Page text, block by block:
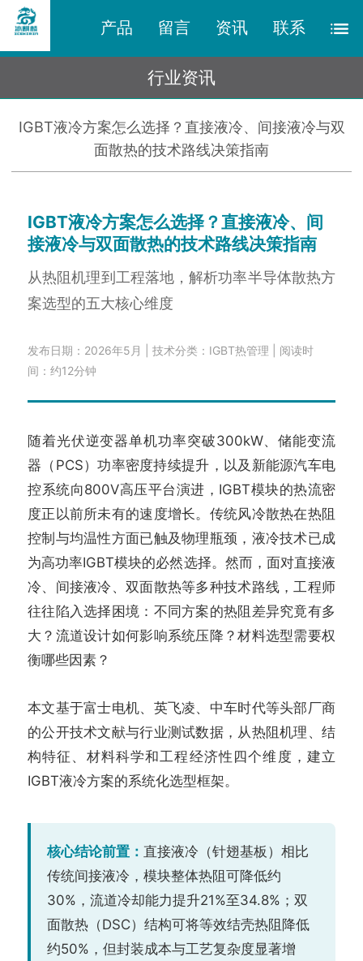
产品 留言 资讯 联系
行业资讯
IGBT液冷方案怎么选择？直接液冷、间接液冷与双
面散热的技术路线决策指南
IGBT液冷方案怎么选择？直接液冷、间
接液冷与双面散热的技术路线决策指南
从热阻机理到工程落地，解析功率半导体散热方
案选型的五大核心维度
发布日期：2026年5月 | 技术分类：IGBT热管理 | 阅读时
间：约12分钟
随着光伏逆变器单机功率突破300kW、储能变流
器（PCS）功率密度持续提升，以及新能源汽车电
控系统向800V高压平台演进，IGBT模块的热流密
度正以前所未有的速度增长。传统风冷散热在热阻
控制与均温性方面已触及物理瓶颈，液冷技术已成
为高功率IGBT模块的必然选择。然而，面对直接液
冷、间接液冷、双面散热等多种技术路线，工程师
往往陷入选择困境：不同方案的热阻差异究竟有多
大？流道设计如何影响系统压降？材料选型需要权
衡哪些因素？
本文基于富士电机、英飞凌、中车时代等头部厂商
的公开技术文献与行业测试数据，从热阻机理、结
构特征、材料科学和工程经济性四个维度，建立
IGBT液冷方案的系统化选型框架。
核心结论前置： 直接液冷（针翅基板）相比
传统间接液冷，模块整体热阻可降低约
30%，流道冷却能力提升21%至34.8%；双
面散热（DSC）结构可将等效结壳热阻降低
约50%，但封装成本与工艺复杂度显著增